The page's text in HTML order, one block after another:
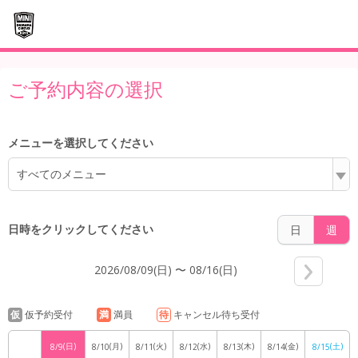
ご予約内容の選択
メニューを選択してください
すべてのメニュー
日時をクリックしてください 日 週
2026/08/09(日) 〜 08/16(日)
仮 仮予約受付 満 満員 待 キャンセル待ち受付
8/9(日) 8/10(月) 8/11(火) 8/12(水) 8/13(木) 8/14(金) 8/15(土)
6:00